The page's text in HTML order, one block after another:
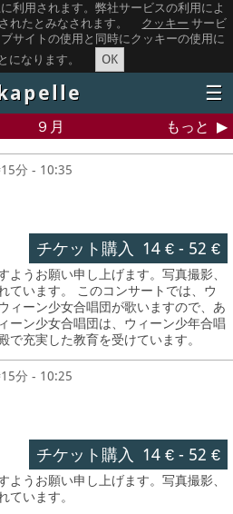
利用されます。弊社サービスの利用によ
れたとみなされます。
クッキー サービ
サイトの使用と同時にクッキーの使用に
になります。
OK
☰
９月 もっと
分 - 10:35
チケット購入 14 €- 52 €
ようお願い申し上げます。写真撮影、
ています。 このコンサートでは、ウ
ィーン少女合唱団が歌いますので、あ
ーン少女合唱団は、ウィーン少年合唱
で充実した教育を受けています。
分 - 10:25
チケット購入 14 €- 52 €
ようお願い申し上げます。写真撮影、
ています。